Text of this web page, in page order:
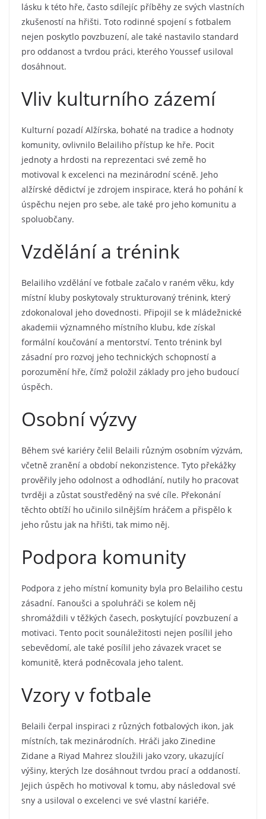
lásku k této hře, často sdílejíc příběhy ze svých vlastních
zkušeností na hřišti. Toto rodinné spojení s fotbalem
nejen poskytlo povzbuzení, ale také nastavilo standard
pro oddanost a tvrdou práci, kterého Youssef usiloval
dosáhnout.
Vliv kulturního zázemí
Kulturní pozadí Alžírska, bohaté na tradice a hodnoty
komunity, ovlivnilo Belailiho přístup ke hře. Pocit
jednoty a hrdosti na reprezentaci své země ho
motivoval k excelenci na mezinárodní scéně. Jeho
alžírské dědictví je zdrojem inspirace, která ho pohání k
úspěchu nejen pro sebe, ale také pro jeho komunitu a
spoluobčany.
Vzdělání a trénink
Belailiho vzdělání ve fotbale začalo v raném věku, kdy
místní kluby poskytovaly strukturovaný trénink, který
zdokonaloval jeho dovednosti. Připojil se k mládežnické
akademii významného místního klubu, kde získal
formální koučování a mentorství. Tento trénink byl
zásadní pro rozvoj jeho technických schopností a
porozumění hře, čímž položil základy pro jeho budoucí
úspěch.
Osobní výzvy
Během své kariéry čelil Belaili různým osobním výzvám,
včetně zranění a období nekonzistence. Tyto překážky
prověřily jeho odolnost a odhodlání, nutily ho pracovat
tvrději a zůstat soustředěný na své cíle. Překonání
těchto obtíží ho učinilo silnějším hráčem a přispělo k
jeho růstu jak na hřišti, tak mimo něj.
Podpora komunity
Podpora z jeho místní komunity byla pro Belailiho cestu
zásadní. Fanoušci a spoluhráči se kolem něj
shromáždili v těžkých časech, poskytující povzbuzení a
motivaci. Tento pocit sounáležitosti nejen posílil jeho
sebevědomí, ale také posílil jeho závazek vracet se
komunitě, která podněcovala jeho talent.
Vzory v fotbale
Belaili čerpal inspiraci z různých fotbalových ikon, jak
místních, tak mezinárodních. Hráči jako Zinedine
Zidane a Riyad Mahrez sloužili jako vzory, ukazující
výšiny, kterých lze dosáhnout tvrdou prací a oddaností.
Jejich úspěch ho motivoval k tomu, aby následoval své
sny a usiloval o excelenci ve své vlastní kariéře.